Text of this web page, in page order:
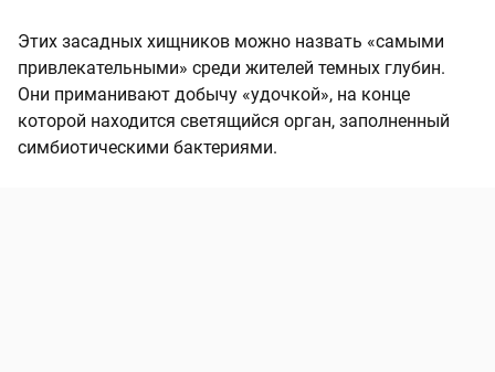
Этих засадных хищников можно назвать «самыми
привлекательными» среди жителей темных глубин.
Они приманивают добычу «удочкой», на конце
которой находится светящийся орган, заполненный
симбиотическими бактериями.